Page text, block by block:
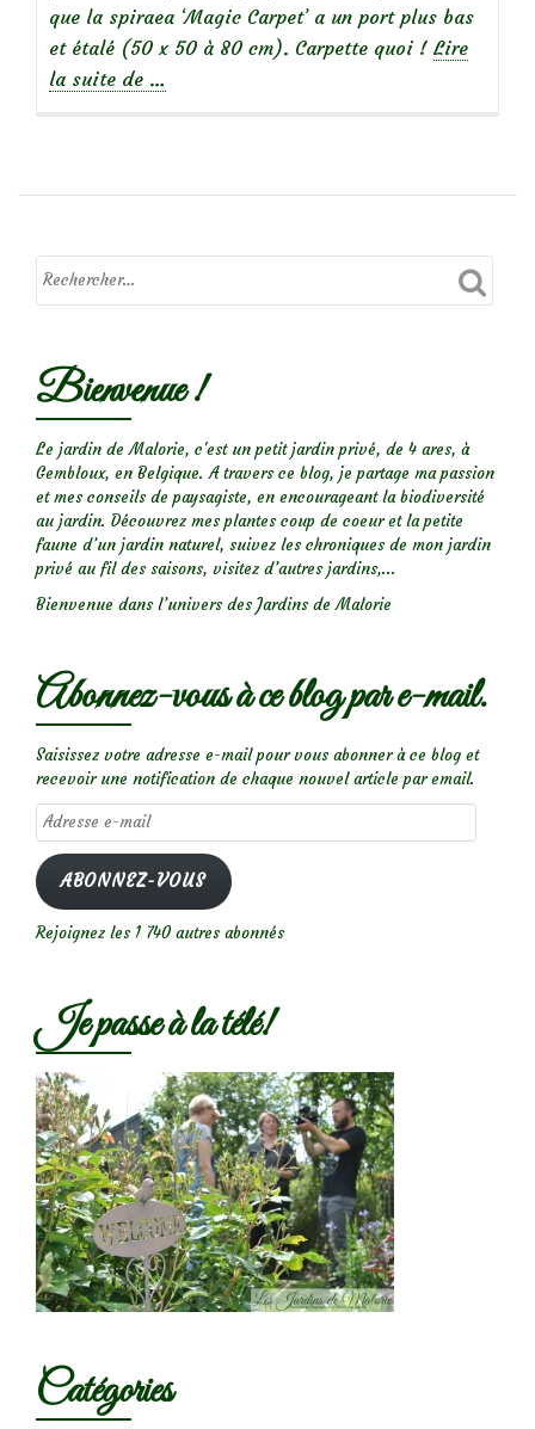
que la spiraea ‘Magic Carpet’ a un port plus bas
et étalé (50 x 50 à 80 cm). Carpette quoi ! Lire
la suite de à
:
spirées
…
Bienvenue !
Le jardin de Malorie, c'est un petit jardin privé, de 4 ares, à
Gembloux, en Belgique. A travers ce blog, je partage ma passion
et mes conseils de paysagiste, en encourageant la biodiversité
au jardin. Découvrez mes plantes coup de coeur et la petite
faune d’un jardin naturel, suivez les chroniques de mon jardin
privé au fil des saisons, visitez d’autres jardins,...
Bienvenue dans l’univers des Jardins de Malorie
Abonnez-vous à ce blog par e-mail.
Saisissez votre adresse e-mail pour vous abonner à ce blog et
recevoir une notification de chaque nouvel article par email.
Adresse
e-
mail
ABONNEZ-VOUS
Rejoignez les 1 740 autres abonnés
Je passe à la télé!
Catégories